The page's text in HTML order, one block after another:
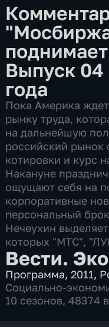
Выпуск 04
года
Пока Америка
рынку труда,
на дальнейшую
российский рынок
котировки и курс
Накануне
ощущают себя на
корпоративные
персональный
Нечеухин
которых "МТС",
Вести.
Программа,2011,
Социально-
10 сезонов, 48374